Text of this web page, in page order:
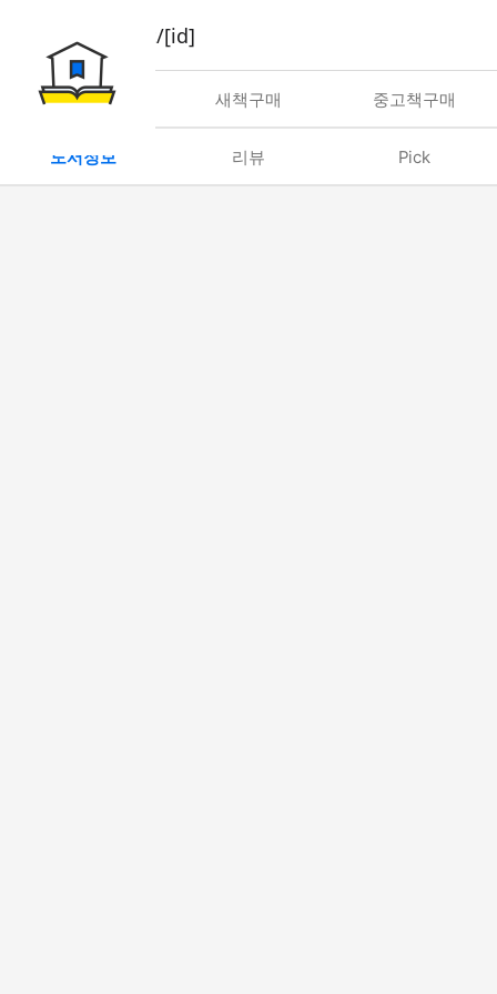
book/rent/[id]
대여 새책구매 중고책구매
도서정보 리뷰 Pick